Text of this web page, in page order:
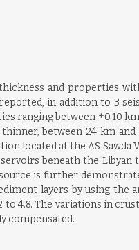
and properties
reported, in addition to 3
ranging between ±0.10
between 24 km
located at the AS
beneath the
is further
layers by using the
to 4.8. The variations in
compensated.